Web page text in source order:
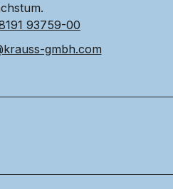
93759-00
gmbh.com